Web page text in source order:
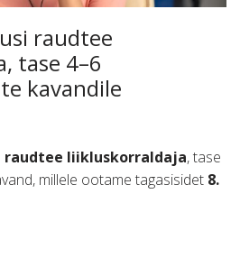
raudtee
tase 4–6
kavandile
raudtee liikluskorraldaja, tase
millele ootame tagasisidet 8.